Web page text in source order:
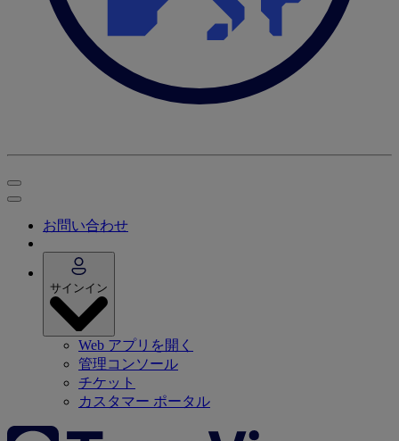
お問い合わせ
サインイン
Web アプリを開く
管理コンソール
チケット
カスタマー ポータル